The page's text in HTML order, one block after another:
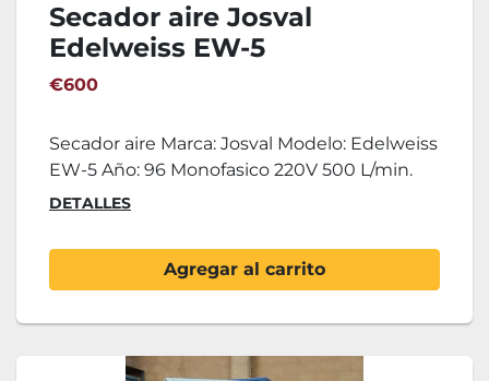
Secador aire Josval
Edelweiss EW-5
€600
Secador aire Marca: Josval Modelo: Edelweiss
EW-5 Año: 96 Monofasico 220V 500 L/min.
DETALLES
Agregar al carrito